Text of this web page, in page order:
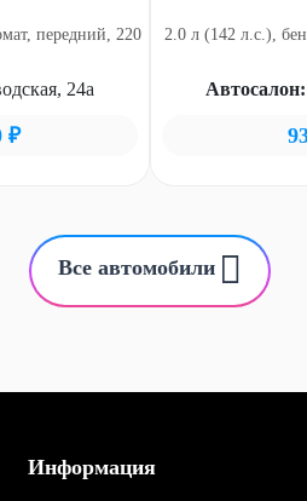
передний, 220
24а
₽
2.0 л (142 л.с.),
Автосалон:
Все автомобили
Информация